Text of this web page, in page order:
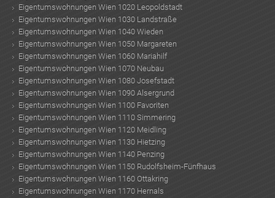
Eigentumswohnungen Wien 1020 Leopoldstadt
Eigentumswohnungen Wien 1030 Landstraße
Eigentumswohnungen Wien 1040 Wieden
Eigentumswohnungen Wien 1050 Margareten
Eigentumswohnungen Wien 1060 Mariahilf
Eigentumswohnungen Wien 1070 Neubau
Eigentumswohnungen Wien 1080 Josefstadt
Eigentumswohnungen Wien 1090 Alsergrund
Eigentumswohnungen Wien 1100 Favoriten
Eigentumswohnungen Wien 1110 Simmering
Eigentumswohnungen Wien 1120 Meidling
Eigentumswohnungen Wien 1130 Hietzing
Eigentumswohnungen Wien 1140 Penzing
Eigentumswohnungen Wien 1150 Rudolfsheim-Fünfhaus
Eigentumswohnungen Wien 1160 Ottakring
Eigentumswohnungen Wien 1170 Hernals